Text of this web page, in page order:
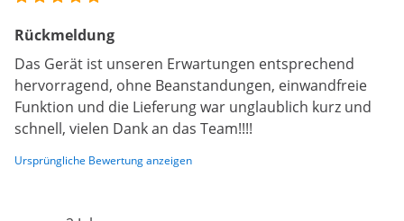
Rückmeldung
Das Gerät ist unseren Erwartungen entsprechend
hervorragend, ohne Beanstandungen, einwandfreie
Funktion und die Lieferung war unglaublich kurz und
schnell, vielen Dank an das Team!!!!
Ursprüngliche Bewertung anzeigen